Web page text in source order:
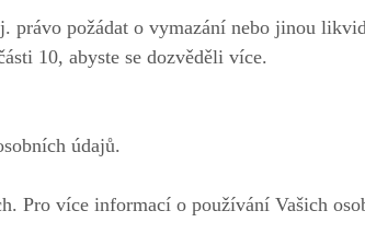
právo požádat o vymazání nebo jinou
10, abyste se dozvěděli více.
údajů.
Pro více informací o používání Vašich